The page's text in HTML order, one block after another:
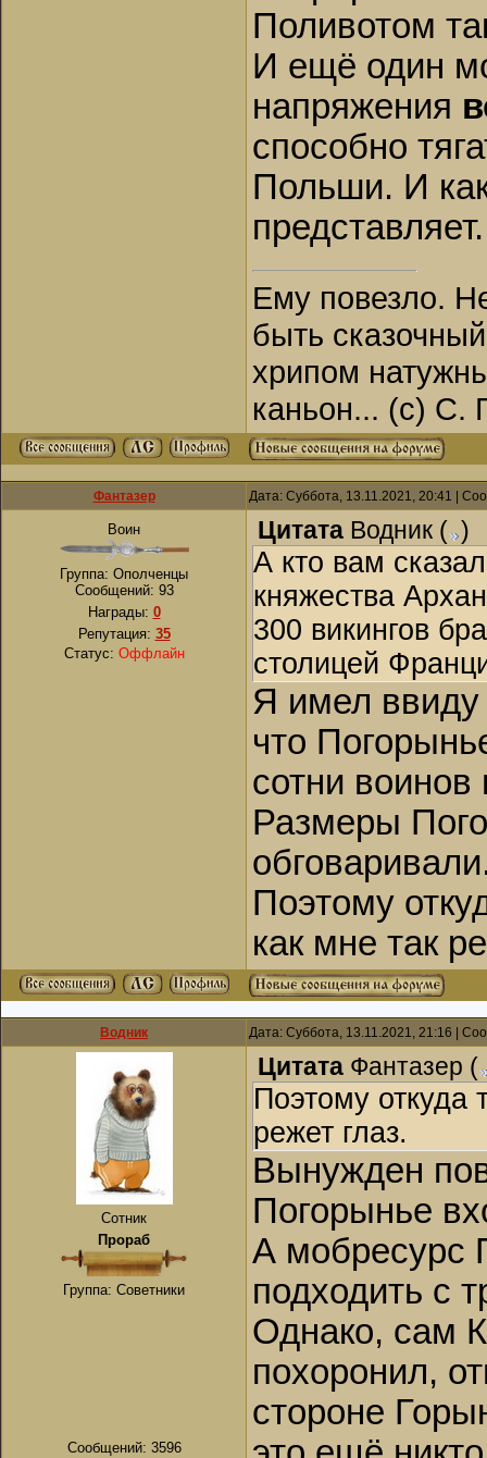
Поливотом
И ещё один
напряжения
способно
Польши. И
представляет.
Ему повезло.
быть
хрипом
каньон... (с) С.
Фантазер Дата: Суббота, 13.11.2021, 20:41 |
Воин
Группа: Ополченцы
Сообщений: 93
Награды: 0
Репутация: 35
Статус: Оффлайн
Цитата Водник ( )
А кто вам
княжества
300 викингов
столицей
Я имел ввиду
что
сотни воинов
Размеры
Поэтому
как мне так
Водник Дата: Суббота, 13.11.2021, 21:16 |
Сотник
Прораб
Группа: Советники
Сообщений: 3596
Цитата Фантазер (
Поэтому откуда
режет глаз.
Вынужден
Погорынье
А мобресурс
подходить с
Однако, сам
похоронил,
стороне